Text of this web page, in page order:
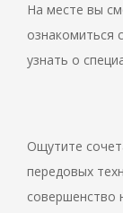
На месте вы
ознакомиться
узнать о
Ощутите
передовых
совершенство